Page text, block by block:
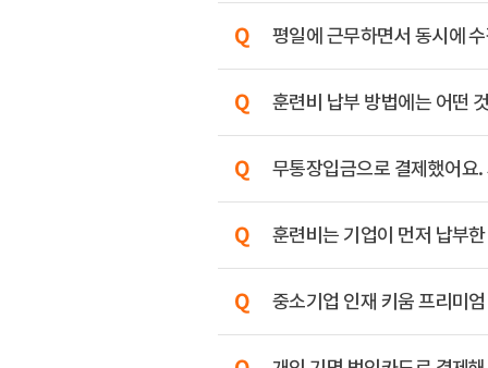
평일에 근무하면서 동시에
훈련비 납부 방법에는 어떤
무통장입금으로 결제했어요
훈련비는 기업이 먼저 납부
중소기업 인재 키움 프리미